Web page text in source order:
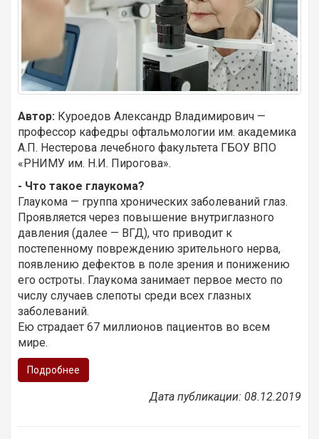
Автор: Куроедов Александр Владимирович —
профессор кафедры офтальмологии им. академика
А.П. Нестерова лечебного факультета ГБОУ ВПО
«РНИМУ им. Н.И. Пирогова».
- Что такое глаукома?
Глаукома — группа хронических заболеваний глаз.
Проявляется через повышение внутриглазного
давления (далее — ВГД), что приводит к
постепенному повреждению зрительного нерва,
появлению дефектов в поле зрения и понижению
его остроты. Глаукома занимает первое место по
числу случаев слепоты среди всех глазных
заболеваний.
Ею страдает 67 миллионов пациентов во всем
мире.
Подробнее
Дата публикации: 08.12.2019